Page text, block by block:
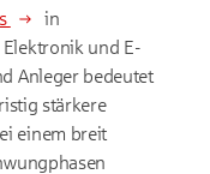
in
und E-
Anleger bedeutet
stärkere
einem breit